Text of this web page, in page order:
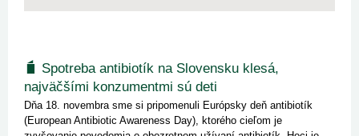
Spotreba antibiotík na Slovensku klesá,
najväčšími konzumentmi sú deti
Dňa 18. novembra sme si pripomenuli Európsky deň antibiotík
(European Antibiotic Awareness Day), ktorého cieľom je